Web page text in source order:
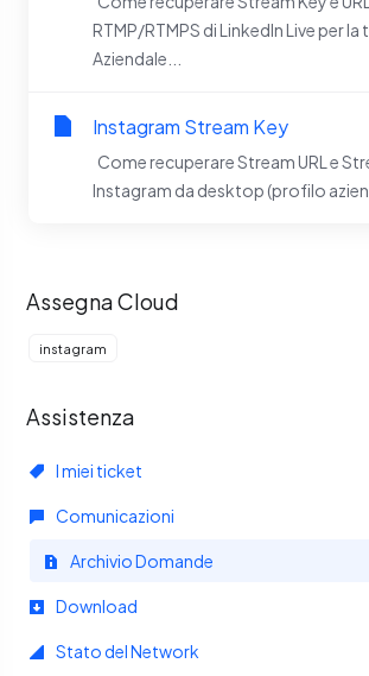
Assegna Cloud
instagram
Assistenza
I miei ticket
Comunicazioni
Archivio Domande
Download
Stato del Network
RTMP/RTMPS di LinkedIn Live per la
Aziendale...
Instagram Stream Key
Come recuperare Stream URL e
Instagram da desktop (profilo